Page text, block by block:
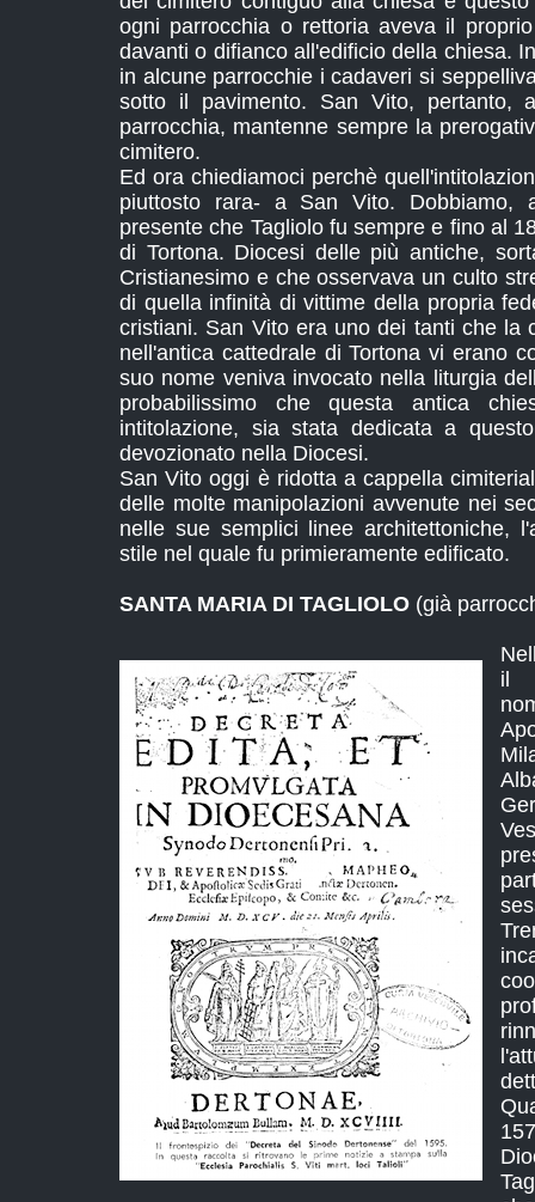
ogni parrocchia o rettoria aveva il
davanti o difianco all'edificio della chiesa.
in alcune parrocchie i cadaveri si
sotto il pavimento. San Vito, pertanto,
parrocchia, mantenne sempre la
cimitero.
Ed ora chiediamoci perchè
piuttosto rara- a San Vito. Dobbiamo,
presente che Tagliolo fu sempre e fino al
di Tortona. Diocesi delle più antiche,
Cristianesimo e che osservava un culto
di quella infinità di vittime della propria
cristiani. San Vito era uno dei tanti che la
nell'antica cattedrale di Tortona vi erano
suo nome veniva invocato nella liturgia
probabilissimo che questa antica
intitolazione, sia stata dedicata a
devozionato nella Diocesi.
San Vito oggi è ridotta a cappella
delle molte manipolazioni avvenute nei
nelle sue semplici linee architettoniche,
stile nel quale fu primieramente edificato.
SANTA MARIA DI TAGLIOLO (già
il